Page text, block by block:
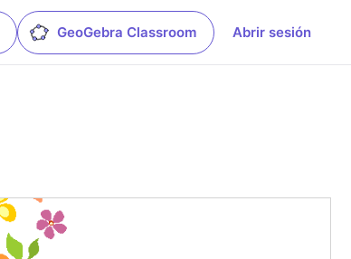
GeoGebra Classroom Abrir sesión